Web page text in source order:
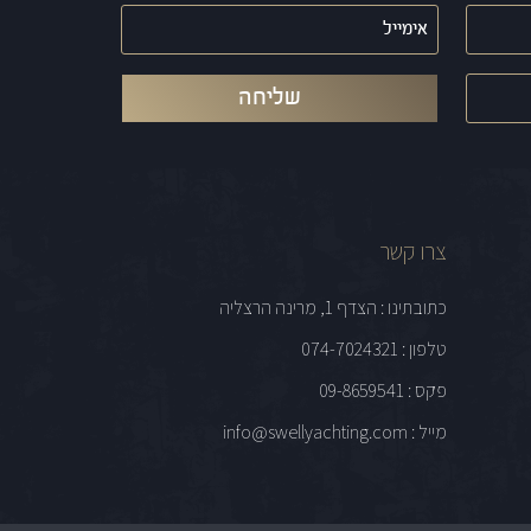
אימייל
(חובה)
צרו קשר
כתובתינו : הצדף 1, מרינה הרצליה
טלפון : 074-7024321
פקס : 09-8659541
מייל : info@swellyachting.com